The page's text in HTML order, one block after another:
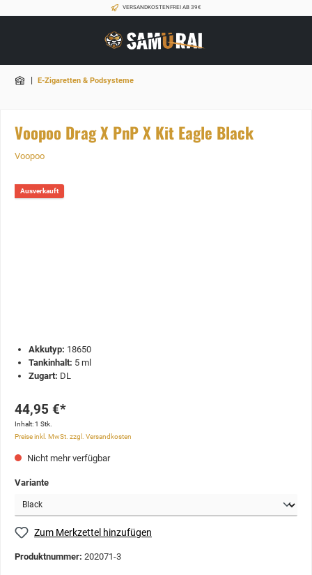
VERSANDKOSTENFREI AB 39€
| E-Zigaretten & Podsysteme
Voopoo Drag X PnP X Kit Eagle Black
Voopoo
Ausverkauft
Akkutyp: 18650
Tankinhalt: 5 ml
Zugart: DL
44,95 €*
Inhalt:1 Stk.
Preise inkl. MwSt. zzgl. Versandkosten
Nicht mehr verfügbar
Variante
Zum Merkzettel hinzufügen
Produktnummer: 202071-3